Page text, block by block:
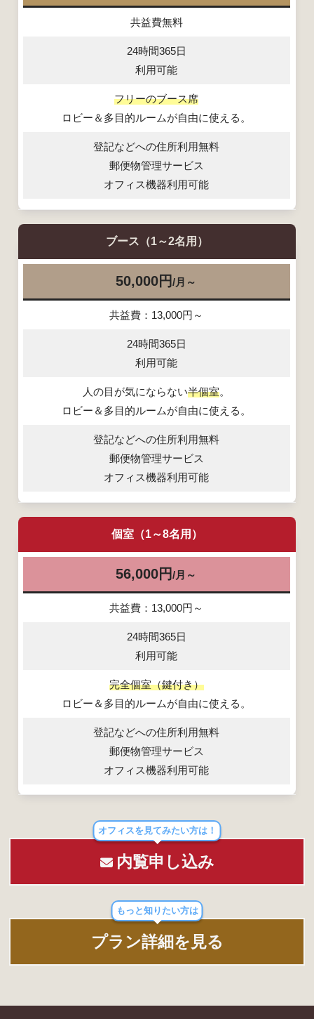
共益費無料
24時間365日
利用可能
フリーのブース席
ロビー＆多目的ルームが自由に使える。
登記などへの住所利用無料
郵便物管理サービス
オフィス機器利用可能
ブース （1～2名用）
50,000円/月 ～
共益費：13,000円～
24時間365日
利用可能
人の目が気にならない半個室。
ロビー＆多目的ルームが自由に使える。
登記などへの住所利用無料
郵便物管理サービス
オフィス機器利用可能
個室 （1～8名用）
56,000円/月 ～
共益費：13,000円～
24時間365日
利用可能
完全個室（鍵付き）
ロビー＆多目的ルームが自由に使える。
登記などへの住所利用無料
郵便物管理サービス
オフィス機器利用可能
内覧申し込み
オフィスを見てみたい方は！
プラン詳細を見る
もっと知りたい方は